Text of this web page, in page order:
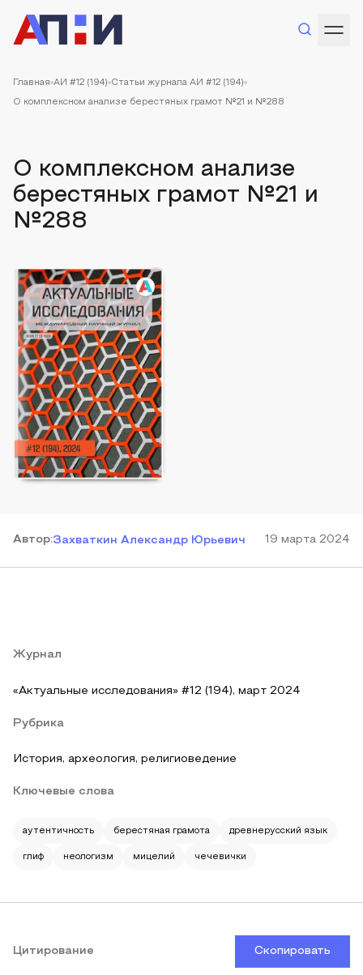
Главная АИ #12 (194) Статьи журнала АИ #12 (194)
О комплексном анализе берестяных грамот №21 и №288
О комплексном анализе
берестяных грамот №21 и
№288
Автор:Захваткин Александр Юрьевич 19 марта 2024
Журнал
«Актуальные исследования» #12 (194), март 2024
Рубрика
История, археология, религиоведение
Ключевые слова
аутентичность берестяная грамота древнерусский язык
глиф неологизм мицелий чечевички
Цитирование Скопировать